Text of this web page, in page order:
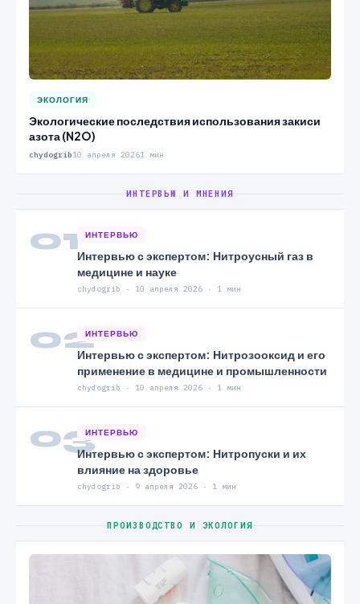
ЭКОЛОГИЯ
Экологические последствия использования закиси
азота (N2O)
chydogrib10 апреля 20261 мин
ИНТЕРВЬЮ И МНЕНИЯ
01 ИНТЕРВЬЮ
Интервью с экспертом: Нитроусный газ в
медицине и науке
chydogrib · 10 апреля 2026 · 1 мин
02ИНТЕРВЬЮ
Интервью с экспертом: Нитрозооксид и его
применение в медицине и промышленности
chydogrib · 10 апреля 2026 · 1 мин
03ИНТЕРВЬЮ
Интервью с экспертом: Нитропуски и их
влияние на здоровье
chydogrib · 9 апреля 2026 · 1 мин
ПРОИЗВОДСТВО И ЭКОЛОГИЯ